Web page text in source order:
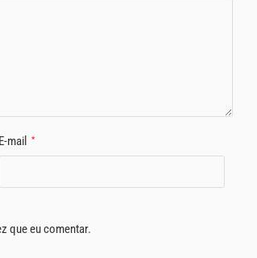
E-mail *
que eu comentar.